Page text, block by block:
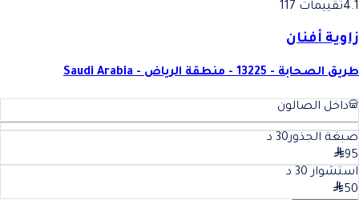
4.1تقييمات 117
زاوية أفنان
طريق الصحابة - 13225 - منطقة الرياض - Saudi Arabia
داخل الصالون
صبغة الجذور30 د
95
استشوار 30 د
50